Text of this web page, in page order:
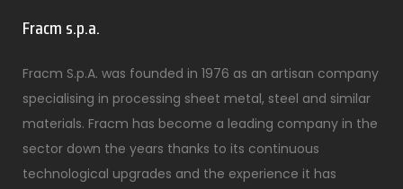
Fracm s.p.a.
Fracm S.p.A. was founded in 1976 as an artisan company
specialising in processing sheet metal, steel and similar
materials. Fracm has become a leading company in the
sector down the years thanks to its continuous
technological upgrades and the experience it has